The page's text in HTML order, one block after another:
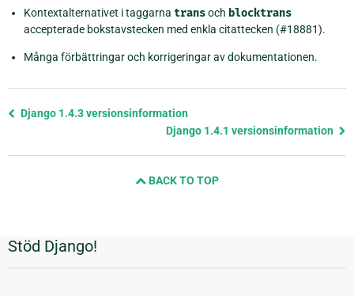
Kontextalternativet i taggarna transoch blocktrans
accepterade bokstavstecken med enkla citattecken (#18881).
Många förbättringar och korrigeringar av dokumentationen.
Föregående
Django 1.4.3 versionsinformation
Django 1.4.1 versionsinformation
BACK TO TOP
Ytterligare
information
Stöd Django!